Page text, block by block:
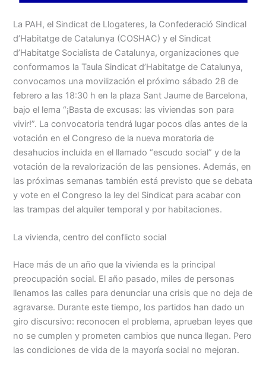
La PAH, el Sindicat de Llogateres, la Confederació Sindical
d’Habitatge de Catalunya (COSHAC) y el Sindicat
d’Habitatge Socialista de Catalunya, organizaciones que
conformamos la Taula Sindicat d’Habitatge de Catalunya,
convocamos una movilización el próximo sábado 28 de
febrero a las 18:30 h en la plaza Sant Jaume de Barcelona,
bajo el lema “¡Basta de excusas: las viviendas son para
vivir!”. La convocatoria tendrá lugar pocos días antes de la
votación en el Congreso de la nueva moratoria de
desahucios incluida en el llamado “escudo social” y de la
votación de la revalorización de las pensiones. Además, en
las próximas semanas también está previsto que se debata
y vote en el Congreso la ley del Sindicat para acabar con
las trampas del alquiler temporal y por habitaciones.
La vivienda, centro del conflicto social
Hace más de un año que la vivienda es la principal
preocupación social. El año pasado, miles de personas
llenamos las calles para denunciar una crisis que no deja de
agravarse. Durante este tiempo, los partidos han dado un
giro discursivo: reconocen el problema, aprueban leyes que
no se cumplen y prometen cambios que nunca llegan. Pero
las condiciones de vida de la mayoría social no mejoran.